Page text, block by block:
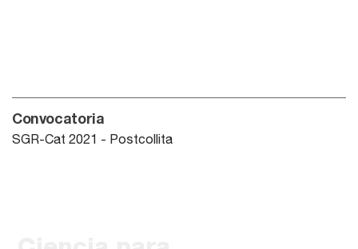
Convocatoria
SGR-Cat 2021 - Postcollita